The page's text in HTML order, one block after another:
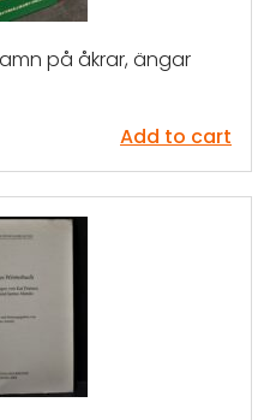
på åkrar, ängar
Add to cart